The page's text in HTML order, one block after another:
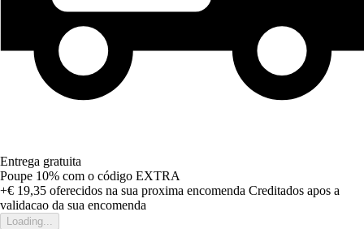
Entrega gratuita
Poupe 10% com o código EXTRA
+€ 19,35 oferecidos na sua proxima encomenda Creditados apos a
validacao da sua encomenda
Loading...